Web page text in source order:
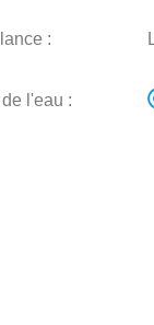
:
l'eau :